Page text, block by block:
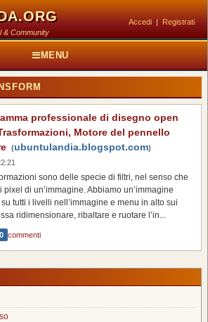
& Community
Accedi | Registrati
MENU
professionale di disegno open
Motore del pennello
(ubuntulandia.blogspot.com)
sono delle specie di filtri, nel senso che
di un’immagine. Abbiamo un’immagine
tutti i livelli nell’immagine e menu in alto sui
ridimensionare, ribaltare e ruotare l’in...
0 commenti